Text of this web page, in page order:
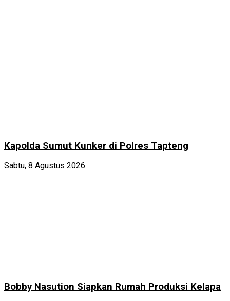
Kapolda Sumut Kunker di Polres Tapteng
Sabtu, 8 Agustus 2026
Bobby Nasution Siapkan Rumah Produksi Kelapa